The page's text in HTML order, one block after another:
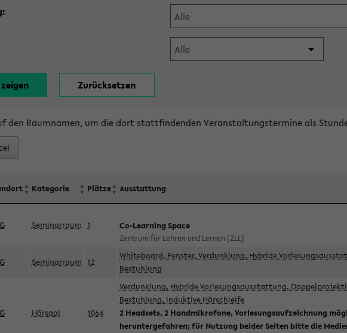
den Raumnamen, um die dort stattfindenden Veranstaltungstermine als
Kategorie Plätze Ausstattung
Seminarraum 1 Co-Learning Space
Zentrum für Lehren und Lernen (ZLL)
Seminarraum 12
Whiteboard, Fenster, Verdunklung, Hybride
Bestuhlung
Hörsaal 1064
Verdunklung, Hybride Vorlesungsausstattung,
Bestuhlung, Induktive Hörschleife
2 Headsets, 2 Handmikrofone, Vorlesungsaufzeichnung
heruntergefahren; für Nutzung beider Seiten bitte die